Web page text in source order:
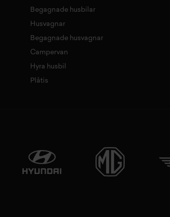
Begagnade husbilar
Husvagnar
Begagnade husvagnar
Campervan
Hyra husbil
Plåtis